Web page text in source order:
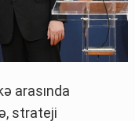
arasında
strateji